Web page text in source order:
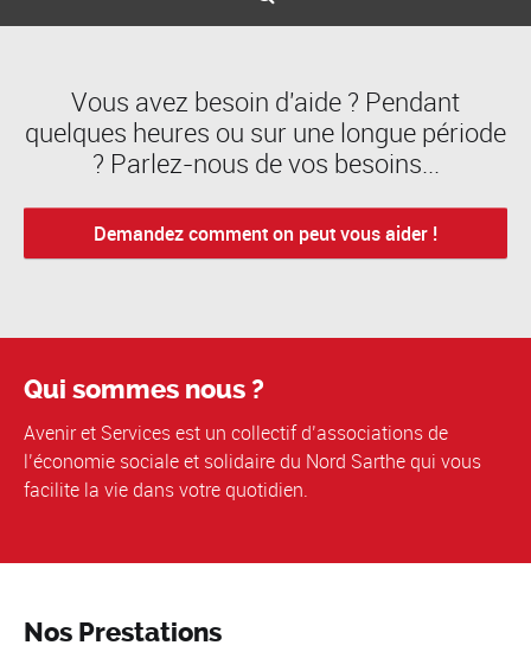
Vous avez besoin d'aide ? Pendant
quelques heures ou sur une longue période
? Parlez-nous de vos besoins...
Demandez comment on peut vous aider !
Qui sommes nous ?
Avenir et Services est un collectif d’associations de
l’économie sociale et solidaire du Nord Sarthe qui vous
facilite la vie dans votre quotidien.
Nos Prestations